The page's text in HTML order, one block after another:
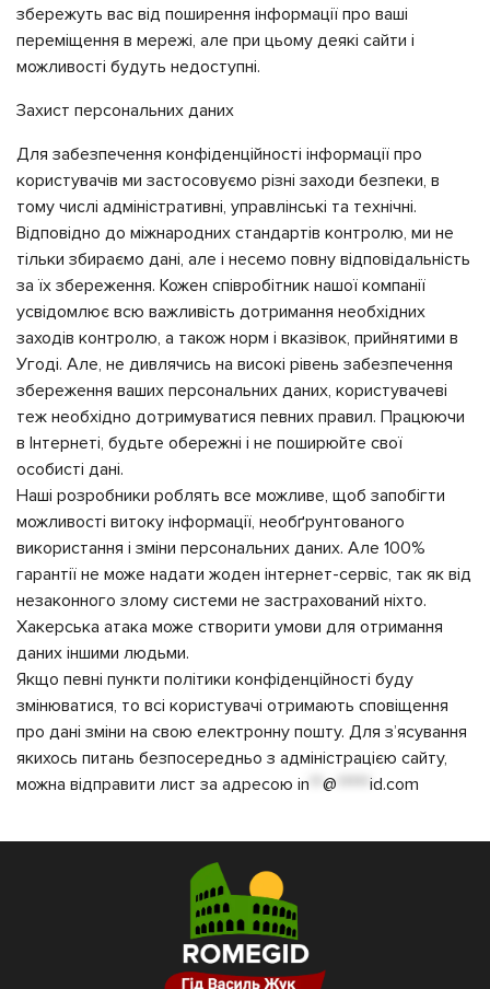
збережуть вас від поширення інформації про ваші
переміщення в мережі, але при цьому деякі сайти і
можливості будуть недоступні.
Захист персональних даних
Для забезпечення конфіденційності інформації про
користувачів ми застосовуємо різні заходи безпеки, в
тому числі адміністративні, управлінські та технічні.
Відповідно до міжнародних стандартів контролю, ми не
тільки збираємо дані, але і несемо повну відповідальність
за їх збереження. Кожен співробітник нашої компанії
усвідомлює всю важливість дотримання необхідних
заходів контролю, а також норм і вказівок, прийнятими в
Угоді. Але, не дивлячись на високі рівень забезпечення
збереження ваших персональних даних, користувачеві
теж необхідно дотримуватися певних правил. Працюючи
в Інтернеті, будьте обережні і не поширюйте свої
особисті дані.
Наші розробники роблять все можливе, щоб запобігти
можливості витоку інформації, необґрунтованого
використання і зміни персональних даних. Але 100%
гарантії не може надати жоден інтернет-сервіс, так як від
незаконного злому системи не застрахований ніхто.
Хакерська атака може створити умови для отримання
даних іншими людьми.
Якщо певні пункти політики конфіденційності буду
змінюватися, то всі користувачі отримають сповіщення
про дані зміни на свою електронну пошту. Для з’ясування
якихось питань безпосередньо з адміністрацією сайту,
можна відправити лист за адресою in ** @ ***** id.com